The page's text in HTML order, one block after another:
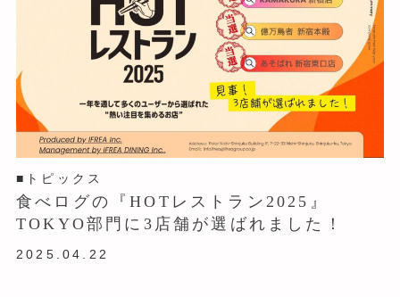
■トピックス
食べログの『HOTレストラン2025』
TOKYO部門に3店舗が選ばれました！
2025.04.22